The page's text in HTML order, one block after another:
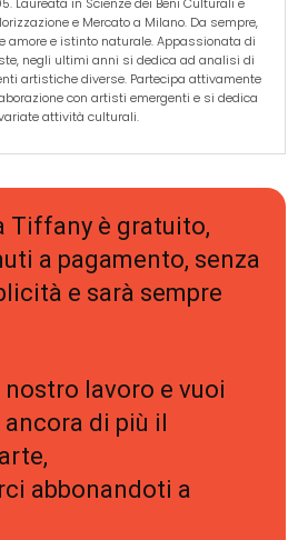
Laureata in Scienze dei Beni Culturali e
e Mercato a Milano. Da sempre,
amore e istinto naturale. Appassionata di
negli ultimi anni si dedica ad analisi di
artistiche diverse. Partecipa attivamente
con artisti emergenti e si dedica
attività culturali.
Tiffany è gratuito,
a pagamento, senza
e sarà sempre
nostro lavoro e vuoi
di più il
abbonandoti a